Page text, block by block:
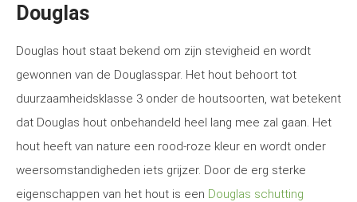
Douglas
Douglas hout staat bekend om zijn stevigheid en wordt
gewonnen van de Douglasspar. Het hout behoort tot
duurzaamheidsklasse 3 onder de houtsoorten, wat betekent
dat Douglas hout onbehandeld heel lang mee zal gaan. Het
hout heeft van nature een rood-roze kleur en wordt onder
weersomstandigheden iets grijzer. Door de erg sterke
eigenschappen van het hout is een Douglas schutting